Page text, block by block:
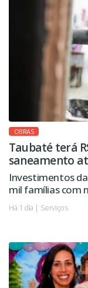
OBRAS
Taubaté terá
saneamento
Investimentos
mil famílias com
regiões da cidade.
Há 1 dia | Serviços